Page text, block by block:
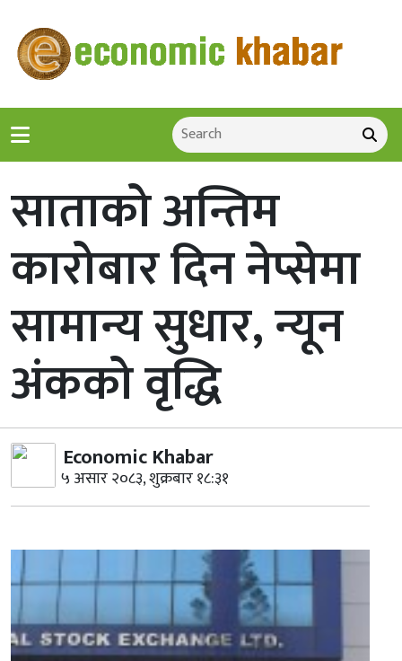
साताको अन्तिम
कारोबार दिन नेप्सेमा
सामान्य सुधार, न्यून
अंकको वृद्धि
Economic Khabar
५ असार २०८३, शुक्रबार १८:३१